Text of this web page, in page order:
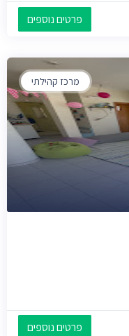
פרטים נוספים
מרכז קהילתי
פרטים נוספים